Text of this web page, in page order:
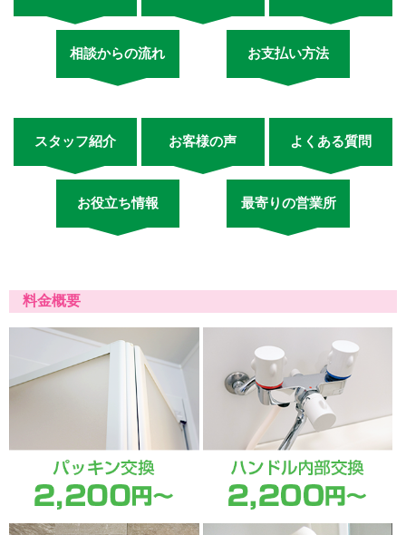
相談からの流れ お支払い方法
スタッフ紹介 お客様の声 よくある質問
お役立ち情報 最寄りの営業所
料金概要